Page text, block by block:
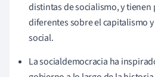
distintas de socialismo, y tienen
diferentes sobre el capitalismo
social.
La socialdemocracia ha